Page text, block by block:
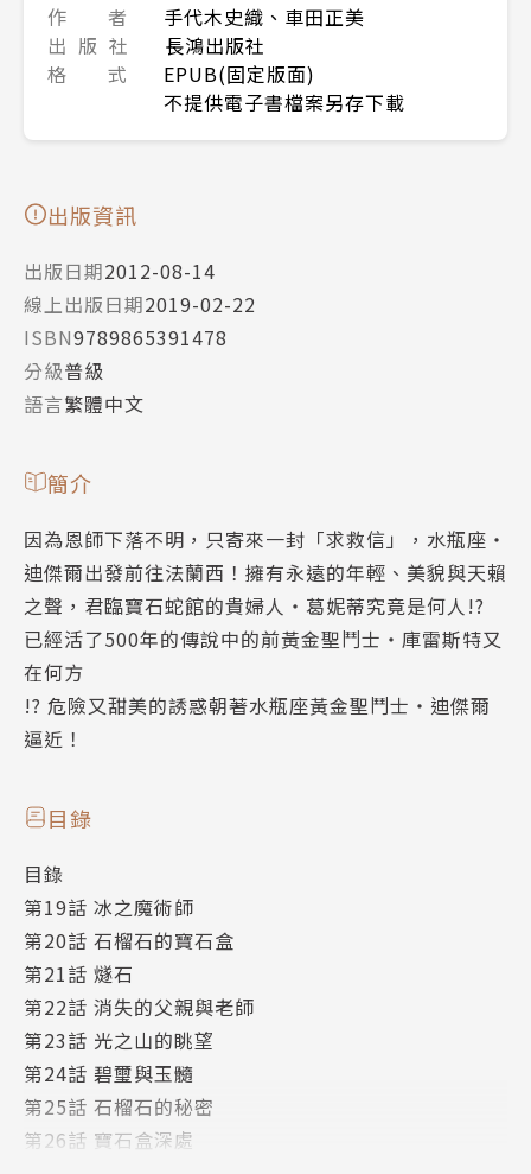
作 者
手代木史織、車田正美
出 版 社
長鴻出版社
格 式
EPUB(固定版面)
不提供電子書檔案另存下載
出版資訊
出版日期2012-08-14
線上出版日期2019-02-22
ISBN9789865391478
分級普級
語言繁體中文
簡介
因為恩師下落不明，只寄來一封「求救信」，水瓶座‧
迪傑爾出發前往法蘭西！擁有永遠的年輕、美貌與天賴
之聲，君臨寶石蛇館的貴婦人‧葛妮蒂究竟是何人!?
已經活了500年的傳說中的前黃金聖鬥士‧庫雷斯特又
在何方
!? 危險又甜美的誘惑朝著水瓶座黃金聖鬥士‧迪傑爾
逼近！
目錄
目錄
第19話 冰之魔術師
第20話 石榴石的寶石盒
第21話 燧石
第22話 消失的父親與老師
第23話 光之山的眺望
第24話 碧璽與玉髓
第25話 石榴石的秘密
第26話 寶石盒深處